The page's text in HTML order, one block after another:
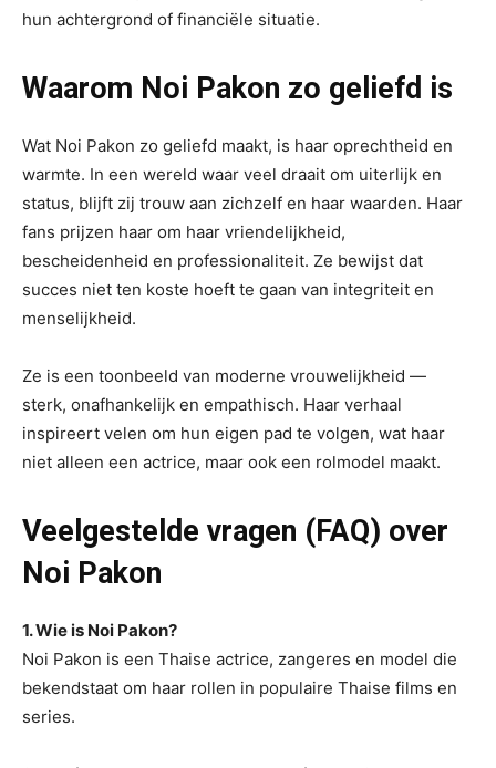
hun achtergrond of financiële situatie.
Waarom Noi Pakon zo geliefd is
Wat Noi Pakon zo geliefd maakt, is haar oprechtheid en
warmte. In een wereld waar veel draait om uiterlijk en
status, blijft zij trouw aan zichzelf en haar waarden. Haar
fans prijzen haar om haar vriendelijkheid,
bescheidenheid en professionaliteit. Ze bewijst dat
succes niet ten koste hoeft te gaan van integriteit en
menselijkheid.
Ze is een toonbeeld van moderne vrouwelijkheid —
sterk, onafhankelijk en empathisch. Haar verhaal
inspireert velen om hun eigen pad te volgen, wat haar
niet alleen een actrice, maar ook een rolmodel maakt.
Veelgestelde vragen (FAQ) over
Noi Pakon
1. Wie is Noi Pakon?
Noi Pakon is een Thaise actrice, zangeres en model die
bekendstaat om haar rollen in populaire Thaise films en
series.